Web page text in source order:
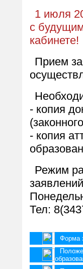
1 июля
с
кабинете!
Прием
- копия
- копия
Режим
Тел:
Форма